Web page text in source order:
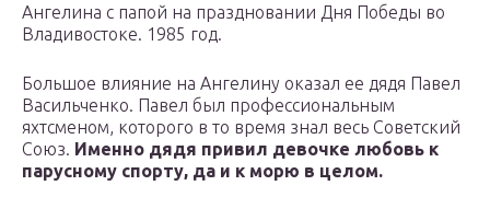
Ангелина с папой на праздновании Дня Победы во
Владивостоке. 1985 год.
Большое влияние на Ангелину оказал ее дядя Павел
Васильченко. Павел был профессиональным
яхтсменом, которого в то время знал весь Советский
Союз. Именно дядя привил девочке любовь к
парусному спорту, да и к морю в целом.